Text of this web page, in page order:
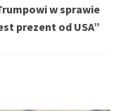
w sprawie
prezent od USA”